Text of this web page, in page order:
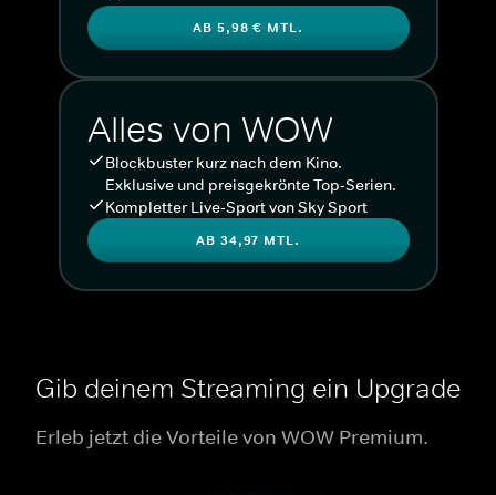
AB 5,98 € MTL.
Alles von WOW
Blockbuster kurz nach dem Kino.
Exklusive und preisgekrönte Top-Serien.
Kompletter Live-Sport von Sky Sport
AB 34,97 MTL.
Gib deinem Streaming ein Upgrade
Erleb jetzt die Vorteile von WOW Premium.